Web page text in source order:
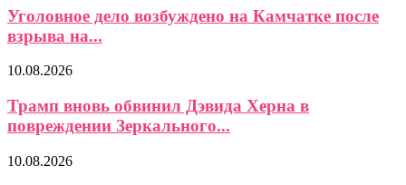
Уголовное дело возбуждено на Камчатке после
взрыва на...
10.08.2026
Трамп вновь обвинил Дэвида Херна в
повреждении Зеркального...
10.08.2026